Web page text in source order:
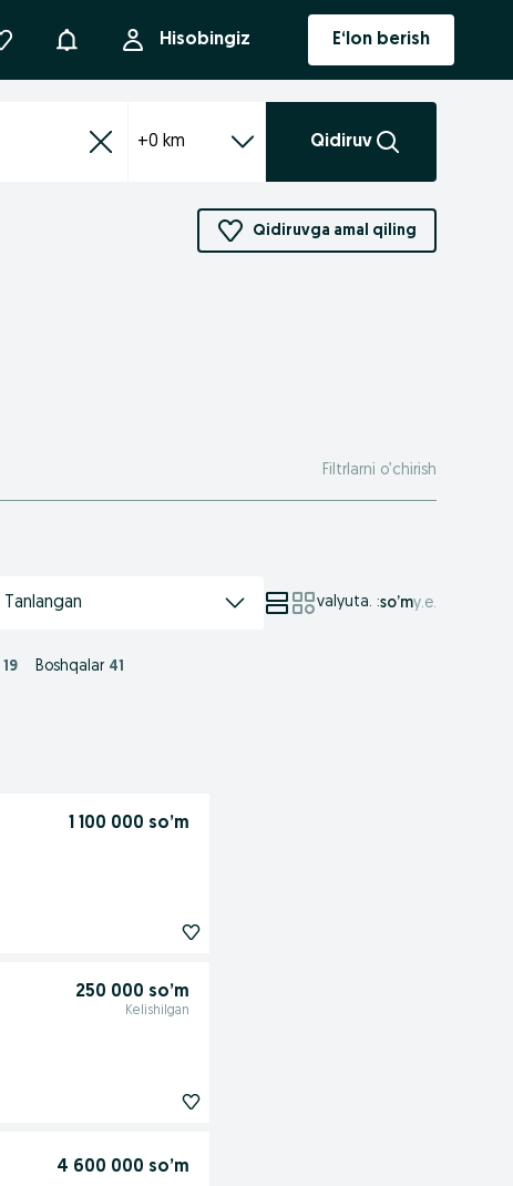
Bildirishnoma Hisobingiz E‘lon berish
+0 km Qidiruv
Qidiruvga amal qiling
Filtrlarni o’chirish
Tanlangan valyuta. :so’mу.е.
19 Boshqalar 41
1 100 000 so’m
250 000 so’m
Kelishilgan
4 600 000 so’m